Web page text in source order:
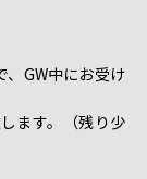
、GW中にお受け
ます。（残り少